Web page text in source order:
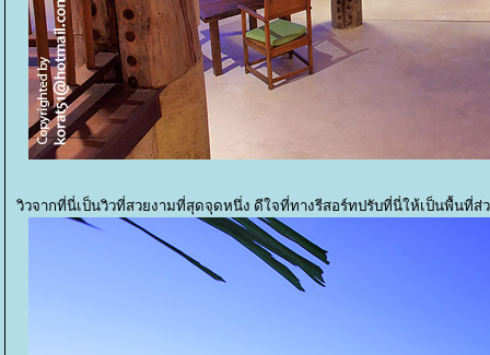
วิวจากที่นี่เป็นวิวที่สวยงามที่สุดจุดหนึ่ง ดีใจที่ทางรีสอร์ทปรับที่นี่ให้เป็นพื้นที่ส่